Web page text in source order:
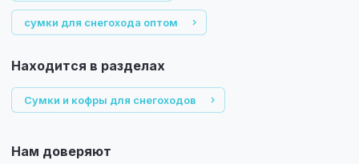
сумки для снегохода оптом
Находится в разделах
Сумки и кофры для снегоходов
Нам доверяют